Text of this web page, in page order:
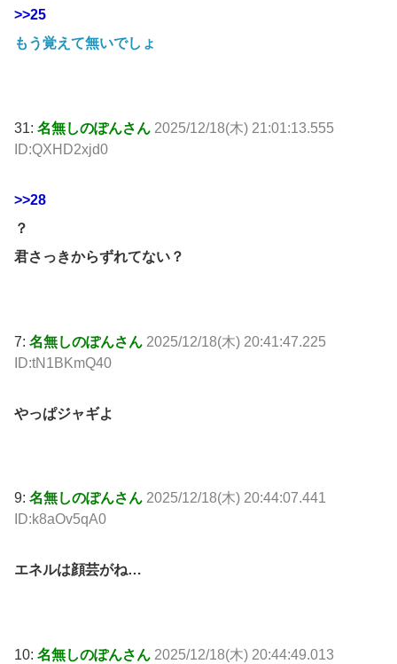
>>25
もう覚えて無いでしょ
31: 名無しのぽんさん 2025/12/18(木) 21:01:13.555
ID:QXHD2xjd0
>>28
？
君さっきからずれてない？
7: 名無しのぽんさん 2025/12/18(木) 20:41:47.225
ID:tN1BKmQ40
やっぱジャギよ
9: 名無しのぽんさん 2025/12/18(木) 20:44:07.441
ID:k8aOv5qA0
エネルは顔芸がね…
10: 名無しのぽんさん 2025/12/18(木) 20:44:49.013